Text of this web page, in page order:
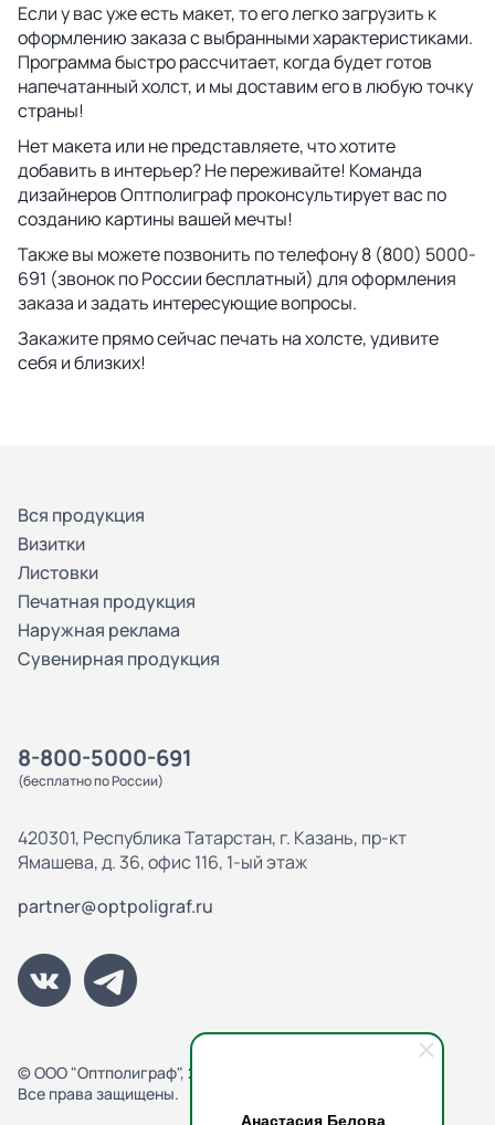
Анастасия Белова
Если у вас уже есть макет, то его легко загрузить к
оформлению заказа с выбранными характеристиками.
Программа быстро рассчитает, когда будет готов
напечатанный холст, и мы доставим его в любую точку
страны!
Нет макета или не представляете, что хотите
добавить в интерьер? Не переживайте! Команда
дизайнеров Оптполиграф проконсультирует вас по
созданию картины вашей мечты!
Также вы можете позвонить по телефону 8 (800) 5000-
691 (звонок по России бесплатный) для оформления
заказа и задать интересующие вопросы.
Закажите прямо сейчас печать на холсте, удивите
себя и близких!
Вся продукция
Визитки
Листовки
Печатная продукция
Наружная реклама
Сувенирная продукция
8-800-5000-691
(бесплатно по России)
420301, Республика Татарстан, г. Казань, пр-кт
Ямашева, д. 36, офис 116, 1-ый этаж
partner@optpoligraf.ru
© ООО "Оптполиграф", 2013-2026
Все права защищены.